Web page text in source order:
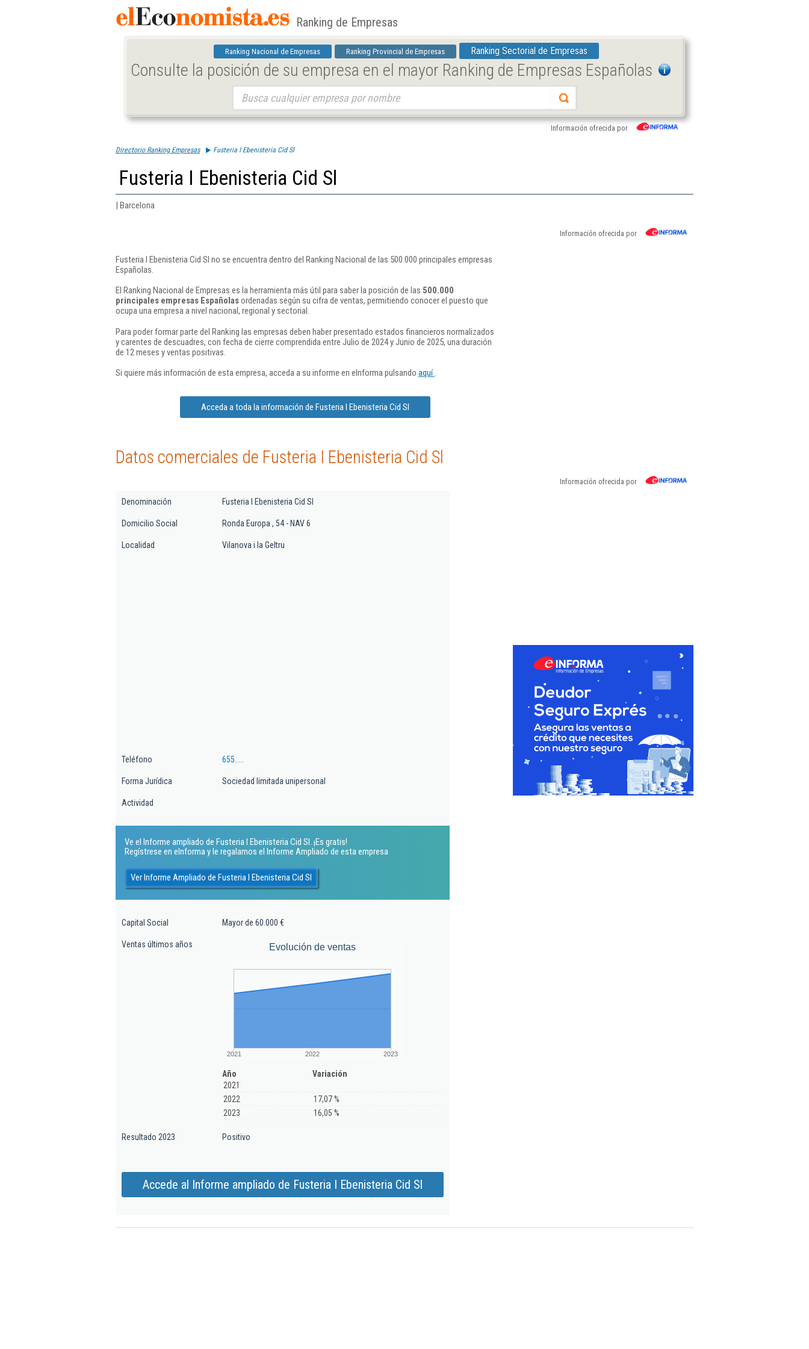
Ranking de Empresas
Ranking Nacional de Empresas Ranking Provincial de Empresas Ranking Sectorial de Empresas
Consulte la posición de su empresa en el mayor Ranking de Empresas Españolas
Información ofrecida por
Directorio Ranking Empresas Fusteria I Ebenisteria Cid Sl
Fusteria I Ebenisteria Cid Sl
| Barcelona
Información ofrecida por
Fusteria I Ebenisteria Cid Sl no se encuentra dentro del Ranking Nacional de las 500.000 principales empresas
Españolas.
El Ranking Nacional de Empresas es la herramienta más útil para saber la posición de las 500.000
principales empresas Españolasordenadas según su cifra de ventas, permitiendo conocer el puesto que
ocupa una empresa a nivel nacional, regional y sectorial.
Para poder formar parte del Ranking las empresas deben haber presentado estados financieros normalizados
y carentes de descuadres, con fecha de cierre comprendida entre Julio de 2024 y Junio de 2025, una duración
de 12 meses y ventas positivas.
Si quiere más información de esta empresa, acceda a su informe en eInforma pulsando aquí.
Acceda a toda la información de Fusteria I Ebenisteria Cid Sl
Datos comerciales de Fusteria I Ebenisteria Cid Sl
Información ofrecida por
Denominación Fusteria I Ebenisteria Cid Sl
Domicilio Social Ronda Europa , 54 - NAV 6
Localidad Vilanova i la Geltru
Teléfono 655.....
Forma Jurídica Sociedad limitada unipersonal
Actividad
Ve el Informe ampliado de Fusteria I Ebenisteria Cid Sl. ¡Es gratis!
Regístrese en eInforma y le regalamos el Informe Ampliado de esta empresa
Ver Informe Ampliado de Fusteria I Ebenisteria Cid Sl
Capital Social Mayor de 60.000 €
Ventas últimos años Evolución de ventas
2021 2022 2023
Año
Variación
2021
2022
17,07 %
2023
16,05 %
Resultado 2023 Positivo
Accede al Informe ampliado de Fusteria I Ebenisteria Cid Sl